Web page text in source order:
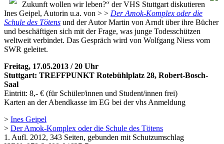
Zukunft wollen wir leben?“ der VHS Stuttgart diskutieren
Ines Geipel, Autorin u.a. von > > Der Amok-Komplex oder die
Schule des Tötens und der Autor Martin von Arndt über ihre Bücher
und beschäftigen sich mit der Frage, was junge Todesschützen
weltweit verbindet. Das Gespräch wird von Wolfgang Niess vom
SWR geleitet.
Freitag, 17.05.2013 / 20 Uhr
Stuttgart: TREFFPUNKT Rotebühlplatz 28, Robert-Bosch-
Saal
Eintritt: 8,- € (für Schüler/innen und Student/innen frei)
Karten an der Abendkasse im EG bei der vhs Anmeldung
> Ines Geipel
> Der Amok-Komplex oder die Schule des Tötens
1. Aufl. 2012, 343 Seiten, gebunden mit Schutzumschlag